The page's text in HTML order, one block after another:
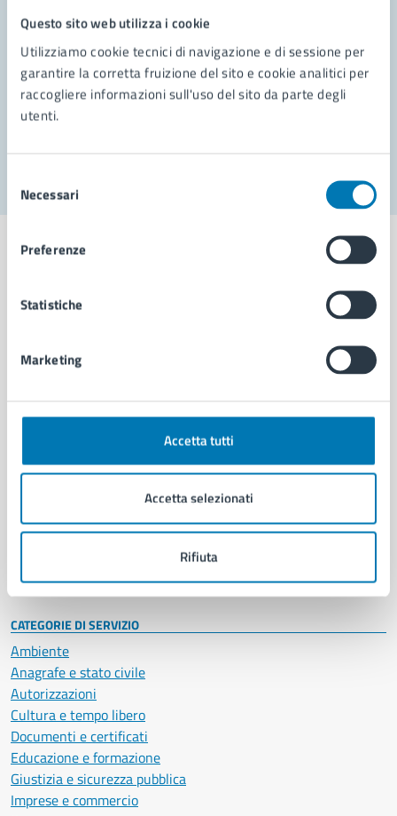
Questo sito web utilizza i cookie
Utilizziamo cookie tecnici di navigazione e di sessione per
garantire la corretta fruizione del sito e cookie analitici per
raccogliere informazioni sull'uso del sito da parte degli
utenti.
delNecessari
Preferenze
Statistiche
Marketing
Accetta tutti
Accetta selezionati
Rifiuta
Richiedi assistenza
Prenota appuntamento
Problemi in città
Comune di Napoli
AMMINISTRAZIONE
Organi di governo
Enti e fondazioni
Personale amministrativo
Intranet, posta aziendale e protocollo
CATEGORIE DI SERVIZIO
Ambiente
Anagrafe e stato civile
Autorizzazioni
Cultura e tempo libero
Documenti e certificati
Educazione e formazione
Giustizia e sicurezza pubblica
Imprese e commercio